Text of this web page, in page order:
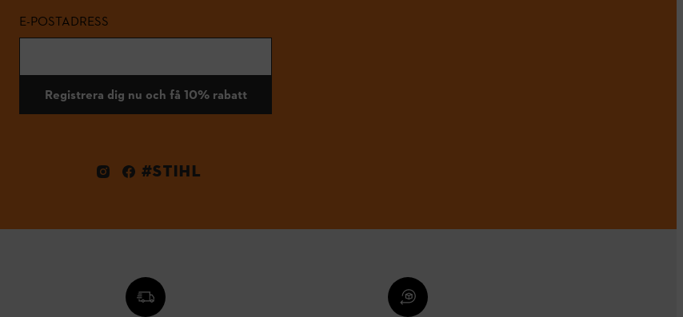
E-POSTADRESS
Registrera dig nu och få 10% rabatt
#STIHL